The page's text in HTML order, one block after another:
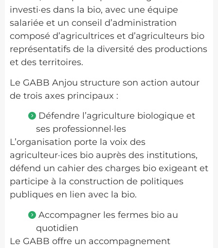
investi·es dans la bio, avec une équipe
salariée et un conseil d’administration
composé d’agricultrices et d’agriculteurs bio
représentatifs de la diversité des productions
et des territoires.
Le GABB Anjou structure son action autour
de trois axes principaux :
Défendre l’agriculture biologique et
ses professionnel·les
L’organisation porte la voix des
agriculteur·ices bio auprès des institutions,
défend un cahier des charges bio exigeant et
participe à la construction de politiques
publiques en lien avec la bio.
Accompagner les fermes bio au
quotidien
Le GABB offre un accompagnement